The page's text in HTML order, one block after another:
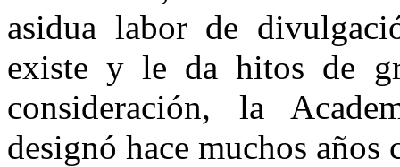
asidua labor de
existe y le da hitos de
consideración, la
designó hace muchos